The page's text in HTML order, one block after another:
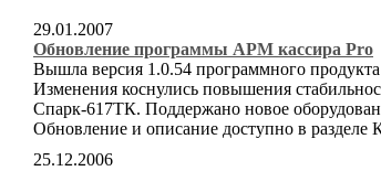
29.01.2007
Обновление программы АРМ кассира Pro
Вышла версия 1.0.54 программного
Изменения коснулись повышения
Спарк-617ТК. Поддержано новое
Обновление и описание доступно в разделе
25.12.2006